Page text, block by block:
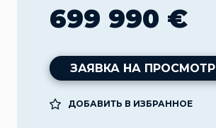
699 990 €
ЗАЯВКА НА ПРОСМОТР
ДОБАВИТЬ В ИЗБРАННОЕ